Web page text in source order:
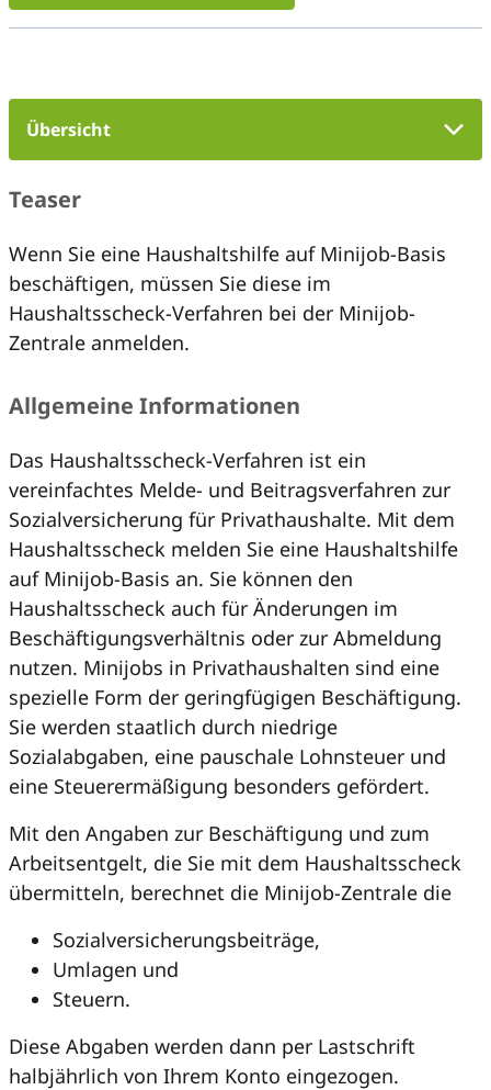
Übersicht
Teaser
Wenn Sie eine Haushaltshilfe auf Minijob-Basis
beschäftigen, müssen Sie diese im
Haushaltsscheck-Verfahren bei der Minijob-
Zentrale anmelden.
Allgemeine Informationen
Das Haushaltsscheck-Verfahren ist ein
vereinfachtes Melde- und Beitragsverfahren zur
Sozialversicherung für Privathaushalte. Mit dem
Haushaltsscheck melden Sie eine Haushaltshilfe
auf Minijob-Basis an. Sie können den
Haushaltsscheck auch für Änderungen im
Beschäftigungsverhältnis oder zur Abmeldung
nutzen. Minijobs in Privathaushalten sind eine
spezielle Form der geringfügigen Beschäftigung.
Sie werden staatlich durch niedrige
Sozialabgaben, eine pauschale Lohnsteuer und
eine Steuerermäßigung besonders gefördert.
Mit den Angaben zur Beschäftigung und zum
Arbeitsentgelt, die Sie mit dem Haushaltsscheck
übermitteln, berechnet die Minijob-Zentrale die
Sozialversicherungsbeiträge,
Umlagen und
Steuern.
Diese Abgaben werden dann per Lastschrift
halbjährlich von Ihrem Konto eingezogen.